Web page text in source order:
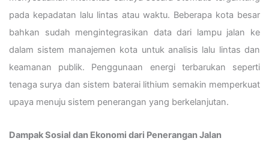
pada kepadatan lalu lintas atau waktu. Beberapa kota besar
bahkan sudah mengintegrasikan data dari lampu jalan ke
dalam sistem manajemen kota untuk analisis lalu lintas dan
keamanan publik. Penggunaan energi terbarukan seperti
tenaga surya dan sistem baterai lithium semakin memperkuat
upaya menuju sistem penerangan yang berkelanjutan.
Dampak Sosial dan Ekonomi dari Penerangan Jalan